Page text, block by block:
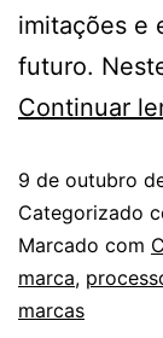
imitações e
futuro.
Continuar
9 de outubro
Categorizado
Marcado com
marca,
marcas